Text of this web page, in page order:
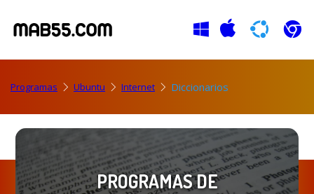
Programas Ubuntu Internet Diccionarios
PROGRAMAS DE